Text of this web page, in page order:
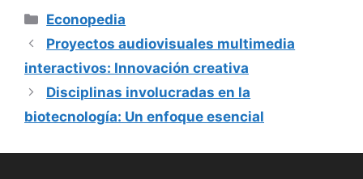
Categorías
Econopedia
Proyectos audiovisuales multimedia
interactivos: Innovación creativa
Disciplinas involucradas en la
biotecnología: Un enfoque esencial